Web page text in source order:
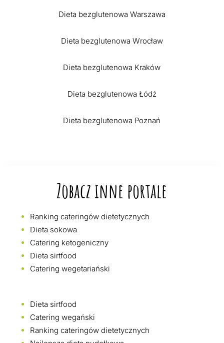
Dieta bezglutenowa Warszawa
Dieta bezglutenowa Wrocław
Dieta bezglutenowa Kraków
Dieta bezglutenowa Łódź
Dieta bezglutenowa Poznań
Zobacz inne portale
Ranking cateringów dietetycznych
Dieta sokowa
Catering ketogeniczny
Dieta sirtfood
Catering wegetariański
Dieta sirtfood
Catering wegański
Ranking cateringów dietetycznych